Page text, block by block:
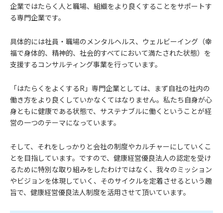
企業ではたらく人と職場、組織をより良くすることをサポートす
る専門企業です。
具体的には社員・職場のメンタルヘルス、ウェルビーイング（幸
福で身体的、精神的、社会的すべてにおいて満たされた状態）を
支援するコンサルティング事業を行っています。
「はたらくをよくするR」専門企業としては、まず自社の社内の
働き方をより良くしていかなくてはなりません。私たち自身が心
身ともに健康である状態で、サステナブルに働くということが経
営の一つのテーマになっています。
そして、それをしっかりと会社の制度やカルチャーにしていくこ
とを目指しています。ですので、健康経営優良法人の認定を受け
るために特別な取り組みをしたわけではなく、我々のミッション
やビジョンを体現していく、そのサイクルを定着させるという趣
旨で、健康経営優良法人制度を活用させて頂いています。